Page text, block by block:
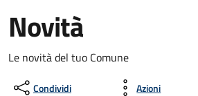
Novità
Le novità del tuo Comune
Condividi Azioni